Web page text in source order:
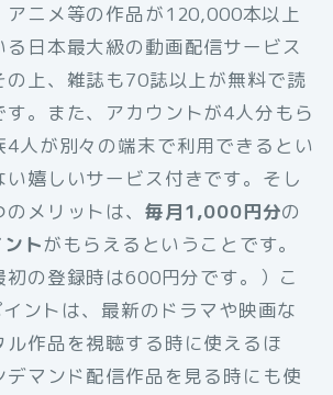
アニメ等の作品が120,000本以上
る日本最大級の動画配信サービス
の上、雑誌も70誌以上が無料で読
す。また、アカウントが4人分もら
4人が別々の端末で利用できるとい
い嬉しいサービス付きです。そし
メリットは、 毎月1,000円分の
トがもらえるということです。
初の登録時は600円分です。）こ
ントは、最新のドラマや映画な
ル作品を視聴する時に使えるほ
デマンド配信作品を見る時にも使